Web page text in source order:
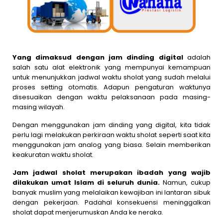
Yang dimaksud dengan jam dinding digitaladalah
salah satu alat elektronik yang mempunyai kemampuan
untuk menunjukkan jadwal waktu sholat yang sudah melalui
proses setting otomatis. Adapun pengaturan waktunya
disesuaikan dengan waktu pelaksanaan pada masing-
masing wilayah.
Dengan menggunakan jam dinding yang digital, kita tidak
perlu lagi melakukan perkiraan waktu sholat seperti saat kita
menggunakan jam analog yang biasa. Selain memberikan
keakuratan waktu sholat.
Jam jadwal sholat merupakan ibadah yang wajib
dilakukan umat Islam di seluruh dunia. Namun, cukup
banyak muslim yang melalaikan kewajiban ini lantaran sibuk
dengan pekerjaan. Padahal konsekuensi meninggalkan
sholat dapat menjerumuskan Anda ke neraka.